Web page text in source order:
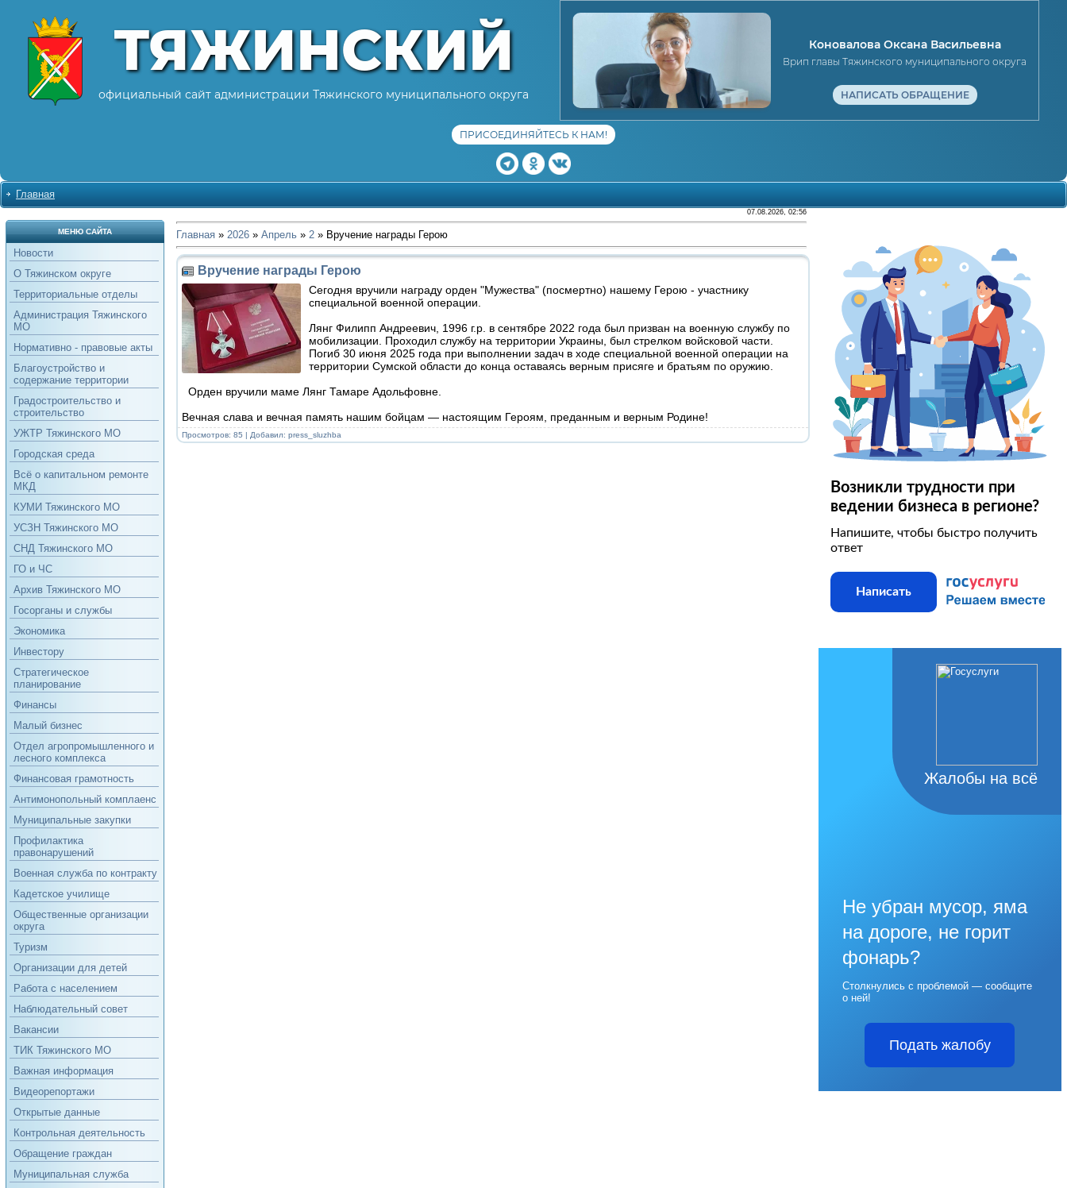
ТЯЖИНСКИЙ
официальный сайт администрации Тяжинского муниципального округа
Коновалова Оксана Васильевна
Врип главы Тяжинского муниципального округа
НАПИСАТЬ ОБРАЩЕНИЕ
ПРИСОЕДИНЯЙТЕСЬ К НАМ!
Главная
МЕНЮ САЙТА
Новости
О Тяжинском округе
Территориальные отделы
Администрация Тяжинского
МО
Нормативно - правовые акты
Благоустройство и
содержание территории
Градостроительство и
строительство
УЖТР Тяжинского МО
Городская среда
Всё о капитальном ремонте
МКД
КУМИ Тяжинского МО
УСЗН Тяжинского МО
СНД Тяжинского МО
ГО и ЧС
Архив Тяжинского МО
Госорганы и службы
Экономика
Инвестору
Стратегическое
планирование
Финансы
Малый бизнес
Отдел агропромышленного и
лесного комплекса
Финансовая грамотность
Антимонопольный комплаенс
Муниципальные закупки
Профилактика
правонарушений
Военная служба по контракту
Кадетское училище
Общественные организации
округа
Туризм
Организации для детей
Работа с населением
Наблюдательный совет
Вакансии
ТИК Тяжинского МО
Важная информация
Видеорепортажи
Открытые данные
Контрольная деятельность
Обращение граждан
Муниципальная служба
07.08.2026, 02:56
Главная» 2026 » Апрель » 2» Вручение награды Герою
Вручение награды Герою
Сегодня вручили награду орден "Мужества" (посмертно) нашему Герою - участнику
специальной военной операции.
Лянг Филипп Андреевич, 1996 г.р. в сентябре 2022 года был призван на военную службу по
мобилизации. Проходил службу на территории Украины, был стрелком войсковой части.
Погиб 30 июня 2025 года при выполнении задач в ходе специальной военной операции на
территории Сумской области до конца оставаясь верным присяге и братьям по оружию.
Орден вручили маме Лянг Тамаре Адольфовне.
Вечная слава и вечная память нашим бойцам — настоящим Героям, преданным и верным Родине!
Просмотров: 85 | Добавил: press_sluzhba
Возникли трудности при
ведении бизнеса в регионе?
Напишите, чтобы быстро получить
ответ
Написать
Жалобы на всё
Не убран мусор, яма
на дороге, не горит
фонарь?
Столкнулись с проблемой — сообщите
о ней!
Подать жалобу